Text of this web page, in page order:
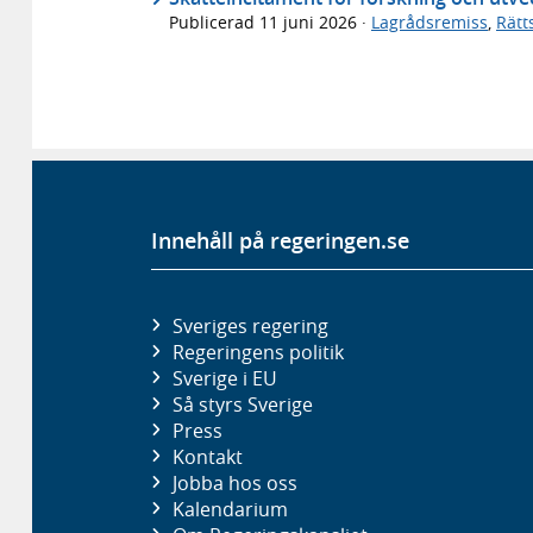
Publicerad 11 juni 2026 · Lagrådsremiss
Innehåll på regeringen.se
Sveriges regering
Regeringens politik
Sverige i EU
Så styrs Sverige
Press
Kontakt
Jobba hos oss
Kalendarium